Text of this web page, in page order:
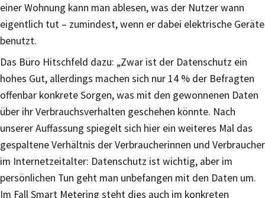
einer Wohnung kann man ablesen, was der Nutzer wann
eigentlich tut – zumindest, wenn er dabei elektrische Geräte
benutzt.
Das Büro Hitschfeld dazu: „Zwar ist der Datenschutz ein
hohes Gut, allerdings machen sich nur 14 % der Befragten
offenbar konkrete Sorgen, was mit den gewonnenen Daten
über ihr Verbrauchsverhalten geschehen könnte. Nach
unserer Auffassung spiegelt sich hier ein weiteres Mal das
gespaltene Verhältnis der Verbraucherinnen und Verbraucher
im Internetzeitalter: Datenschutz ist wichtig, aber im
persönlichen Tun geht man unbefangen mit den Daten um.
Im Fall Smart Metering steht dies auch im konkreten